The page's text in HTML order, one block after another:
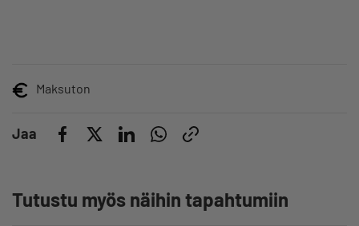
Maksuton
Jaa
Tutustu myös näihin tapahtumiin